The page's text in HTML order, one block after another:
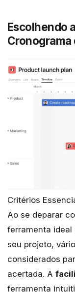
Escolhendo
Cronograma
Critérios
Ao se deparar
ferramenta ideal
seu projeto,
considerados
acertada. A
ferramenta